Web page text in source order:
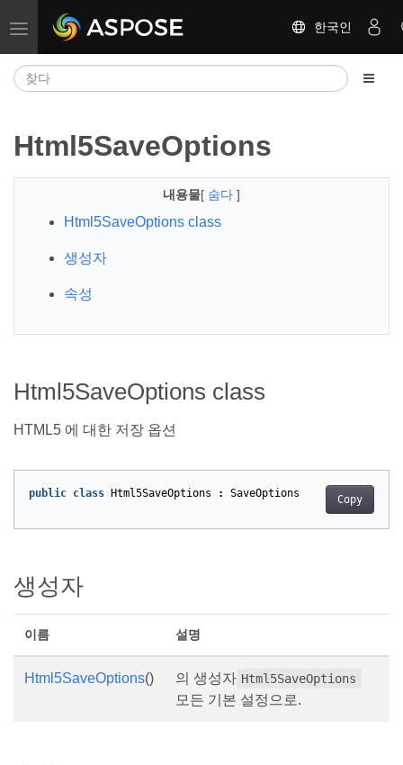
탐색 전환 한국인
Html5SaveOptions
내용물[ 숨다 ]
Html5SaveOptions class
생성자
속성
Html5SaveOptions class
HTML5 에 대한 저장 옵션
Copy
public class Html5SaveOptions : SaveOptions
생성자
이름 설명
Html5SaveOptions() 의 생성자 Html5SaveOptions
모든 기본 설정으로.